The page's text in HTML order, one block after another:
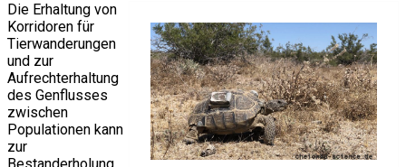
Die Erhaltung von
Korridoren für
Tierwanderungen
und zur
Aufrechterhaltung
des Genflusses
zwischen
Populationen kann
zur